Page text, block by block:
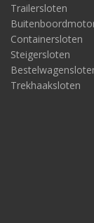
Trailersloten
Containersloten
Steigersloten
Trekhaaksloten